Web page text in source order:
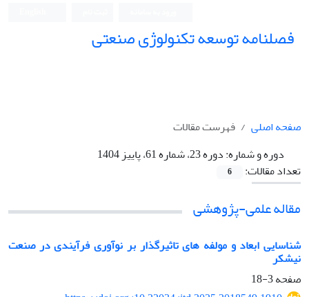
فصلنامه توسعه تکنولوژی صنعتی
صفحه اصلی
فهرست مقالات
دوره و شماره:دوره 23، شماره 61، پاییز 1404
تعداد مقالات:
6
مقاله علمی-پژوهشی
شناسایی ابعاد و مولفه های تاثیرگذار بر نوآوری فرآیندی در صنعت
نیشکر
صفحه3-18